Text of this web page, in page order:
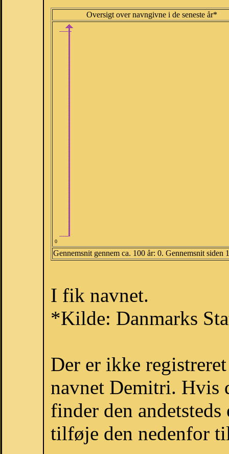
Oversigt over navngivne i de seneste år*
0
Gennemsnit gennem ca. 100 år: 0. Gennemsnit siden
I fik navnet.
*Kilde: Danmarks
Der er ikke
navnet Demitri. Hvis
finder den
tilføje den nedenfor